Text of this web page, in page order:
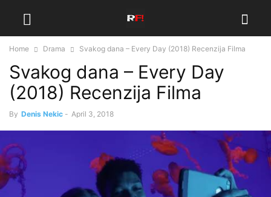
Home Drama Svakog dana – Every Day (2018) Recenzija Filma
Svakog dana – Every Day
(2018) Recenzija Filma
By Denis Nekic - April 3, 2018